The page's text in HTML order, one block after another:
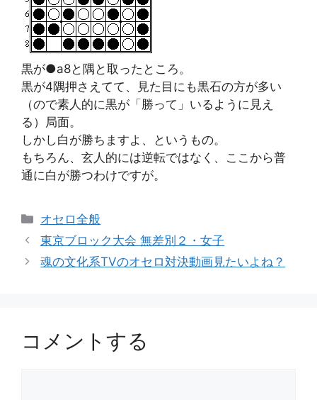
黒が●a8と隅と取ったところ。
黒が4隅押さえてて、見た目にも黒石の方が多い
（ので素人的に黒が「勝って」いるように見え
る）局面。
しかし白が勝ちますよ、というもの。
もちろん、玄人的には逆転ではなく、ここから普
通に白が勝つわけですが。
カ
テ
リ
オセロ全般
東京ブロック大会 無差別２・女子
魂の文化系TVのオセロ対決動画見たいよね？
コメントする